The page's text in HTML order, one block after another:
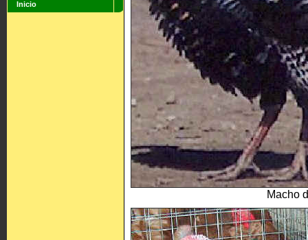
Inicio
Macho